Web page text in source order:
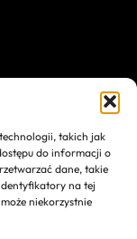
takich jak
do informacji o
dane, takie
na tej
niekorzystnie